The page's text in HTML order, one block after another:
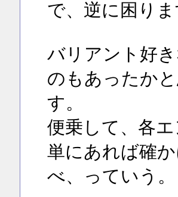
で、逆に困りま
バリアント好
のもあったか
す。
便乗して、各
単にあれば確
べ、っていう。